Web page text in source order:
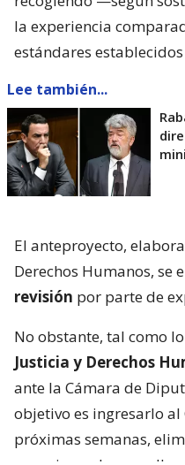
la experiencia
estándares
Lee también...
El anteproyecto,
Derechos Humanos, se
revisión por parte de
No obstante, tal como
Justicia y Derechos
ante la Cámara de
objetivo es ingresarlo
próximas semanas,